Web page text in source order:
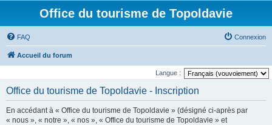
Office du tourisme de Topoldavie
FAQ Connexion
Accueil du forum
Langue :
Office du tourisme de Topoldavie - Inscription
En accédant à « Office du tourisme de Topoldavie » (désigné ci-après par
« nous », « notre », « nos », « Office du tourisme de Topoldavie » et